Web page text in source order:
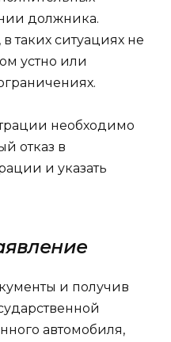
должника.
таких ситуациях не
устно или
необходимо
отказ в
и указать
и получив
автомобиля,